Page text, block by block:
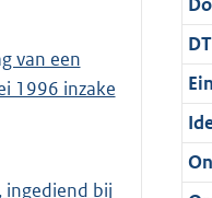
van een
1996 inzake
ingediend bij